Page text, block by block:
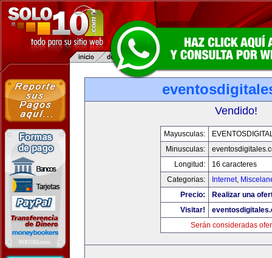
Vendido!
Mayusculas:
Minusculas:
Longitud:
16 caracteres
Categorias:
Internet,
Precio:
Realizar una
Visitar!
Serán consideradas